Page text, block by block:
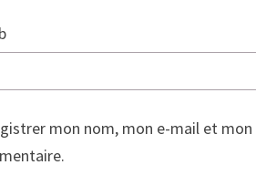
mon nom, mon e-mail et